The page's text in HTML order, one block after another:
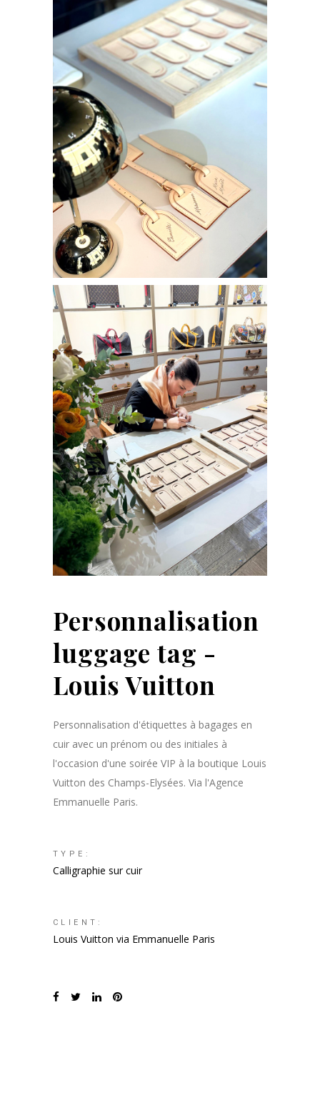
Personnalisation
luggage tag -
Louis Vuitton
Personnalisation d'étiquettes à bagages en
cuir avec un prénom ou des initiales à
l'occasion d'une soirée VIP à la boutique Louis
Vuitton des Champs-Elysées. Via l'Agence
Emmanuelle Paris.
TYPE:
Calligraphie sur cuir
CLIENT:
Louis Vuitton via Emmanuelle Paris